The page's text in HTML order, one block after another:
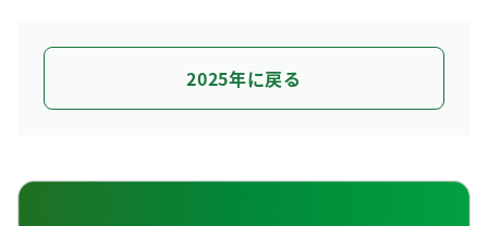
2025年に戻る